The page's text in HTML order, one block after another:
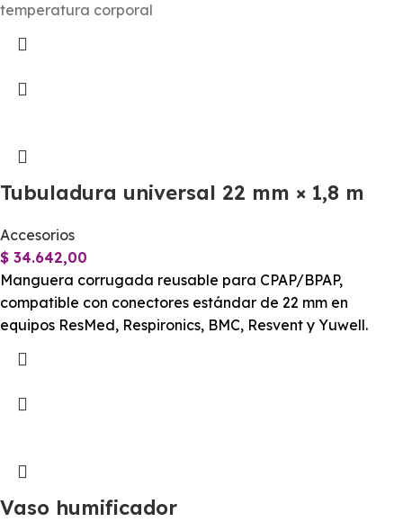
temperatura corporal
Tubuladura universal 22 mm × 1,8 m
Accesorios
$ 34.642,00
Manguera corrugada reusable para CPAP/BPAP,
compatible con conectores estándar de 22 mm en
equipos ResMed, Respironics, BMC, Resvent y Yuwell.
Vaso humificador